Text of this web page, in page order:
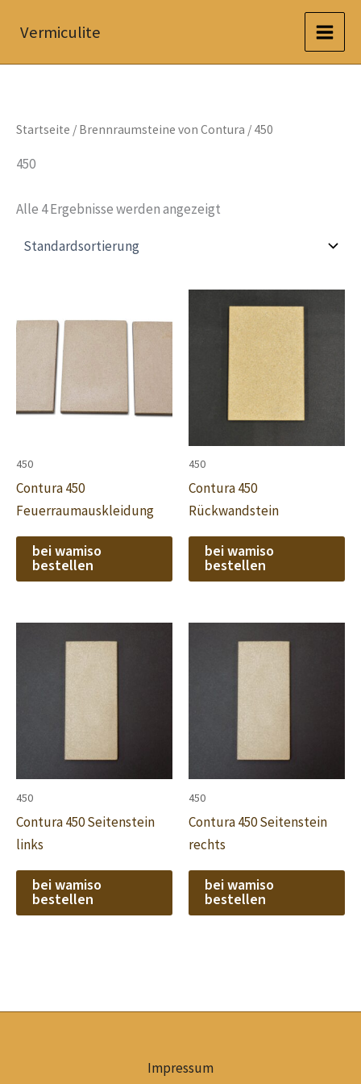
InhaltVermiculite
Startseite / Brennraumsteine von Contura / 450
450
Alle 4 Ergebnisse werden angezeigt
450
Contura 450
Feuerraumauskleidung
bei wamiso
bestellen
450
Contura 450
Rückwandstein
bei wamiso
bestellen
450
Contura 450 Seitenstein
links
bei wamiso
bestellen
450
Contura 450 Seitenstein
rechts
bei wamiso
bestellen
Impressum